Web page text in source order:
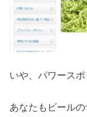
いや、パワースポ
あなたもビール